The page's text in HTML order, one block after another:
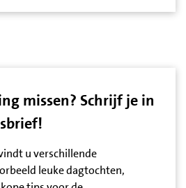
missen? Schrijf je in
u verschillende
leuke dagtochten,